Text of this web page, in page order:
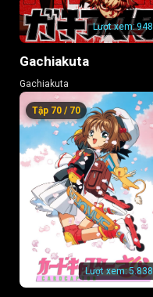
Lượt xem:948
Gachiakuta
Gachiakuta
Lượt xem:5.838
Tập 70 / 70